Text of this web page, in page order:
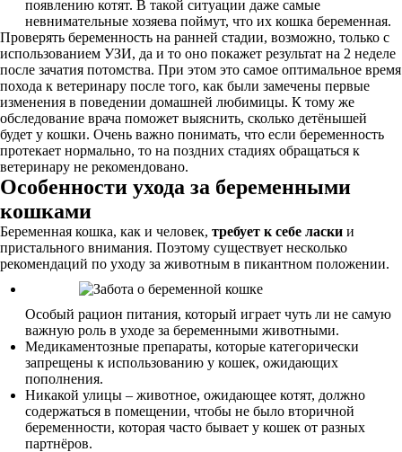
появлению котят. В такой ситуации даже самые
невнимательные хозяева поймут, что их кошка беременная.
Проверять беременность на ранней стадии, возможно, только с
использованием УЗИ, да и то оно покажет результат на 2 неделе
после зачатия потомства. При этом это самое оптимальное время
похода к ветеринару после того, как были замечены первые
изменения в поведении домашней любимицы. К тому же
обследование врача поможет выяснить, сколько детёнышей
будет у кошки. Очень важно понимать, что если беременность
протекает нормально, то на поздних стадиях обращаться к
ветеринару не рекомендовано.
Особенности ухода за беременными
кошками
Беременная кошка, как и человек, требует к себе ласки и
пристального внимания. Поэтому существует несколько
рекомендаций по уходу за животным в пикантном положении.
Особый рацион питания, который играет чуть ли не самую
важную роль в уходе за беременными животными.
Медикаментозные препараты, которые категорически
запрещены к использованию у кошек, ожидающих
пополнения.
Никакой улицы – животное, ожидающее котят, должно
содержаться в помещении, чтобы не было вторичной
беременности, которая часто бывает у кошек от разных
партнёров.